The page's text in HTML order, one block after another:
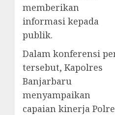
memberikan
informasi kepada
publik.
Dalam konferensi
tersebut, Kapolres
Banjarbaru
menyampaikan
capaian kinerja